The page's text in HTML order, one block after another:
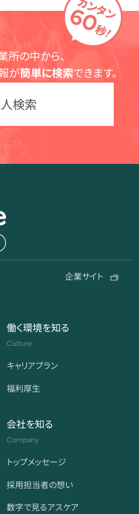
所の中から、
が簡単に検索できます。
検索
企業サイト
働く環境を知る
Culture
キャリアプラン
福利厚生
会社を知る
Company
トップメッセージ
採用担当者の想い
数字で見るアスケア